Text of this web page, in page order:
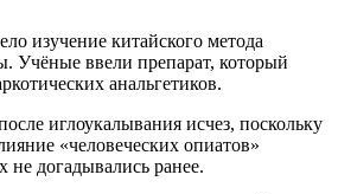
изучение китайского метода
Учёные ввели препарат, который
анальгетиков.
иглоукалывания исчез, поскольку
«человеческих опиатов»
не догадывались ранее.